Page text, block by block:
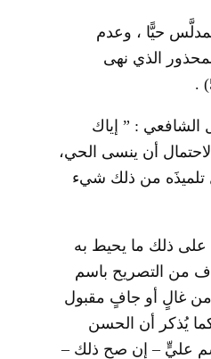
حيًّا ، وعدم
الذي نهى
.
الشافعي : ” إياك
لاحتمال أن ينسى الحي،
تلميذَه من ذلك شيء
على ذلك ما يحيط به
من التصريح باسم
من غالٍ أو جافٍ مقبول
يُذكر أن الحسن
عليٍّ – إن صح ذلك –